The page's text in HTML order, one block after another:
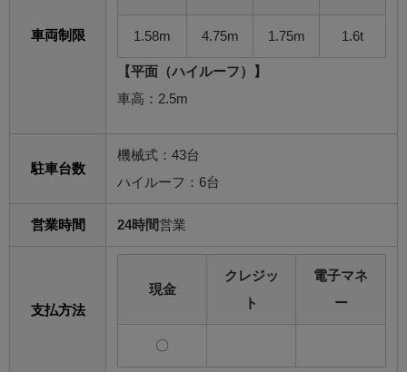
車両制限 1.58m 4.75m 1.75m 1.6t
【平面（ハイルーフ）】
車高：2.5m
駐車台数
機械式：43台
ハイルーフ：6台
営業時間 24時間営業
支払方法
現金
クレジッ
ト
電子マネ
ー
〇